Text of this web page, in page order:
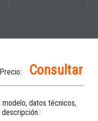
Precio: Consultar
modelo, datos técnicos,